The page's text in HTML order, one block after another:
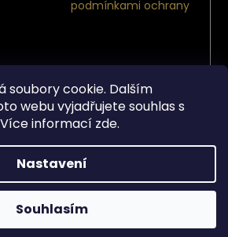
soubory cookie. Dalším
webu vyjadřujete souhlas s
informací zde.
Nastavení
Souhlasím
podmínkami ochrany